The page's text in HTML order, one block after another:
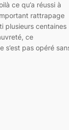
ce qu’a réussi à
rattrapage
plusieurs centaines
ce
s’est pas opéré